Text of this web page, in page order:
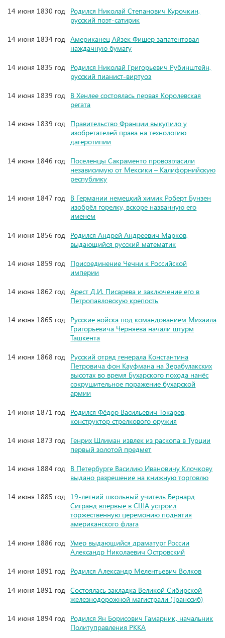
14 июня 1830 год Родился Николай Степанович Курочкин,
русский поэт-сатирик
14 июня 1834 год Американец Айзек Фишер запатентовал
наждачную бумагу
14 июня 1835 год Родился Николай Григорьевич Рубинштейн,
русский пианист-виртуоз
14 июня 1839 год В Хенлее состоялась первая Королевская
регата
14 июня 1839 год Правительство Франции выкупило у
изобретателей права на технологию
дагеротипии
14 июня 1846 год Поселенцы Сакраменто провозгласили
независимую от Мексики – Калифорнийскую
республику
14 июня 1847 год В Германии немецкий химик Роберт Бунзен
изобрёл горелку, вскоре названную его
именем
14 июня 1856 год Родился Андрей Андреевич Марков,
выдающийся русский математик
14 июня 1859 год Присоединение Чечни к Российской
империи
14 июня 1862 год Арест Д.И. Писарева и заключение его в
Петропавловскую крепость
14 июня 1865 год Русские войска под командованием Михаила
Григорьевича Черняева начали штурм
Ташкента
14 июня 1868 год Русский отряд генерала Константина
Петровича фон Кауфмана на Зерабулакских
высотах во время Бухарского похода нанёс
сокрушительное поражение бухарской
армии
14 июня 1871 год Родился Фёдор Васильевич Токарев,
конструктор стрелкового оружия
14 июня 1873 год Генрих Шлиман извлек из раскопа в Турции
первый золотой предмет
14 июня 1884 год В Петербурге Василию Ивановичу Клочкову
выдано разрешение на книжную торговлю
14 июня 1885 год 19-летний школьный учитель Бернард
Сигранд впервые в США устроил
торжественную церемонию поднятия
американского флага
14 июня 1886 год Умер выдающийся драматург России
Александр Николаевич Островский
14 июня 1891 год Родился Александр Мелентьевич Волков
14 июня 1891 год Состоялась закладка Великой Сибирской
железнодорожной магистрали (Транссиб)
14 июня 1894 год Родился Ян Борисович Гамарник, начальник
Политуправления РККА